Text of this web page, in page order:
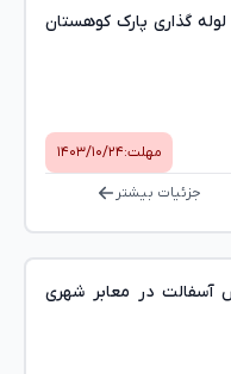
گذاری پارک کوهستان
مهلت:۱۴۰۳/۱۰/۲۴
جزئیات بیشتر
آسفالت در معابر شهری